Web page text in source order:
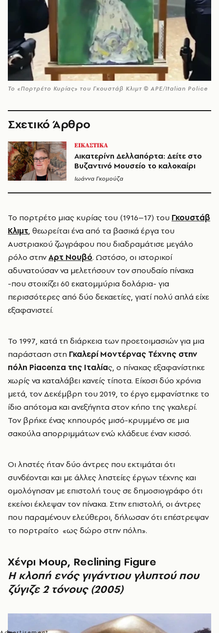
Το «Πορτρέτο Κυρίας» του Γκουστάβ Κλιμτ © APE/Italian Police
Σχετικό Άρθρο
ΕΙΚΑΣΤΙΚΑ
Αικατερίνη Δελλαπόρτα: Δείτε στο
Βυζαντινό Μουσείο το καλοκαίρι
Ιωάννα Γκομούζα
Το πορτρέτο μιας κυρίας του (1916–17) του Γκουστάβ
Κλιμτ, θεωρείται ένα από τα βασικά έργα του
Αυστριακού ζωγράφου που διαδραμάτισε μεγάλο
ρόλο στηνΑρτ Νουβό. Ωστόσο, οι ιστορικοί
αδυνατούσαν να μελετήσουν τον σπουδαίο πίνακα
-που στοιχίζει 60 εκατομμύρια δολάρια- για
περισσότερες από δύο δεκαετίες, γιατί πολύ απλά είχε
εξαφανιστεί.
Το 1997, κατά τη διάρκεια των προετοιμασιών για μια
παράσταση στη Γκαλερί Μοντέρνας Τέχνης στην
πόλη Piacenza της Ιταλίας, ο πίνακας εξαφανίστηκε
χωρίς να καταλάβει κανείς τίποτα. Είκοσι δύο χρόνια
μετά, τον Δεκέμβρη του 2019, το έργο εμφανίστηκε το
ίδιο απότομα και ανεξήγητα στον κήπο της γκαλερί.
Τον βρήκε ένας κηπουρός μισό-κρυμμένο σε μια
σακούλα απορριμμάτων ενώ κλάδευε έναν κισσό.
Οι ληστές ήταν δύο άντρες που εκτιμάται ότι
συνδέονται και με άλλες ληστείες έργων τέχνης και
ομολόγησαν με επιστολή τους σε δημοσιογράφο ότι
εκείνοι έκλεψαν τον πίνακα. Στην επιστολή, οι άντρες
που παραμένουν ελεύθεροι, δήλωσαν ότι επέστρεψαν
το πορτραίτο «ως δώρο στην πόλη».
Χένρι Μουρ, Reclining Figure
Η κλοπή ενός γιγάντιου γλυπτού που
ζύγιζε 2 τόνους (2005)